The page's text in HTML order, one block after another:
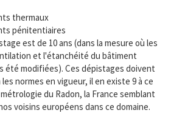
thermaux
pénitentiaires
est de 10 ans (dans la mesure où les
et l'étanchéité du bâtiment
été modifiées). Ces dépistages doivent
normes en vigueur, il en existe 9 à ce
du Radon, la France semblant
voisins européens dans ce domaine.